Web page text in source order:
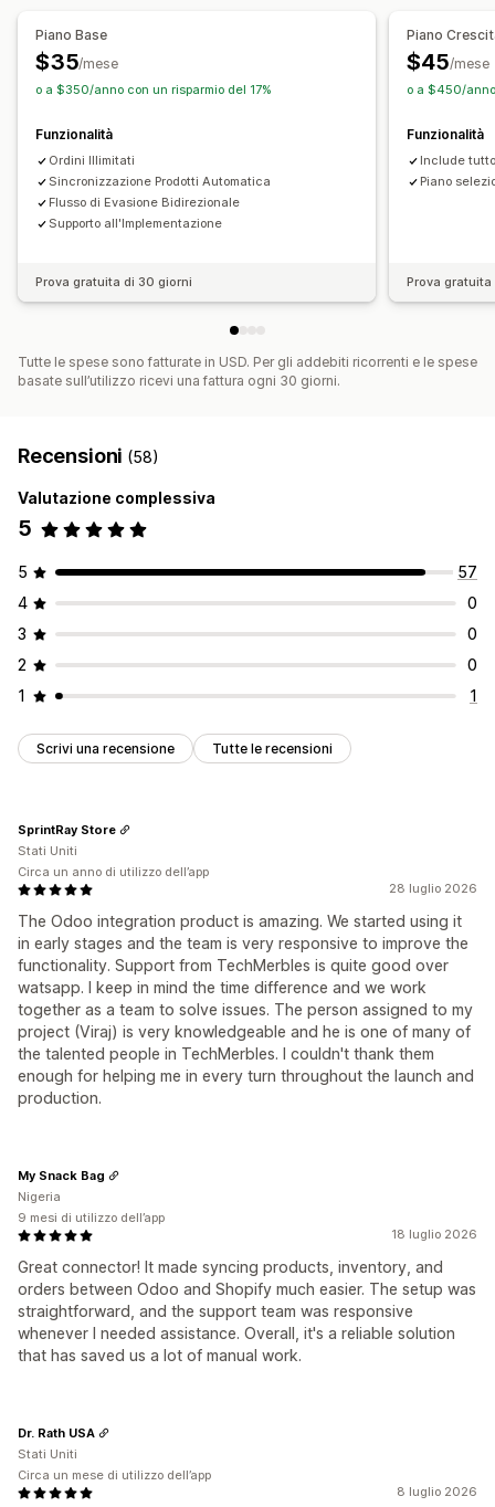
Contabilità e finanza
Flusso di cassa
Piano Base
$35/mese
o a $350/anno con un risparmio del 17%
Funzionalità
Ordini Illimitati
Sincronizzazione Prodotti Automatica
Flusso di Evasione Bidirezionale
Supporto all'Implementazione
Prova gratuita di 30 giorni
Piano
$45/mese
o a $450/
Funzionalità
Include
Piano
Prova
Tutte le spese sono fatturate in USD. Per gli addebiti ricorrenti e le spese
basate sull’utilizzo ricevi una fattura ogni 30 giorni.
Recensioni (58)
Valutazione complessiva
5
5
57
4
0
3
0
2
0
1
1
Scrivi una recensione Tutte le recensioni
28 luglio 2026
The Odoo integration product is amazing. We started using it
in early stages and the team is very responsive to improve the
functionality. Support from TechMerbles is quite good over
watsapp. I keep in mind the time difference and we work
together as a team to solve issues. The person assigned to my
project (Viraj) is very knowledgeable and he is one of many of
the talented people in TechMerbles. I couldn't thank them
enough for helping me in every turn throughout the launch and
production.
SprintRay Store
Stati Uniti
Circa un anno di utilizzo dell’app
18 luglio 2026
Great connector! It made syncing products, inventory, and
orders between Odoo and Shopify much easier. The setup was
straightforward, and the support team was responsive
whenever I needed assistance. Overall, it's a reliable solution
that has saved us a lot of manual work.
My Snack Bag
Nigeria
9 mesi di utilizzo dell’app
8 luglio 2026
Dr. Rath USA
Stati Uniti
Circa un mese di utilizzo dell’app